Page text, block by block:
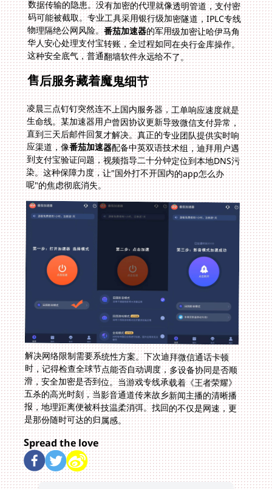
物理隔绝公网风险。番茄加速器的军用级加密让哈伊马角
华人安心处理支付宝转账，全过程如同在央行金库操作。
这种安全底气，普通翻墙软件永远给不了。
售后服务藏着魔鬼细节
凌晨三点钉钉突然连不上国内服务器，工单响应速度就是
生命线。某加速器用户曾因协议更新导致微信支付异常，
直到三天后邮件回复才解决。真正的专业团队提供实时响
应渠道，像番茄加速器配备中英双语技术组，迪拜用户遇
到支付宝验证问题，视频指导二十分钟定位到本地DNS污
染。这种保障力度，让"国外打不开国内的app怎么办
呢"的焦虑彻底消失。
解决网络限制需要系统性方案。下次迪拜微信通话卡顿
时，记得检查全球节点能否自动调度，多设备协同是否顺
滑，安全加密是否到位。当游戏专线承载着《王者荣耀》
五杀的高光时刻，当影音通道传来故乡新闻主播的清晰播
报，地理距离便被科技温柔消弭。找回的不仅是网速，更
是那份随时可达的归属感。
Spread the love